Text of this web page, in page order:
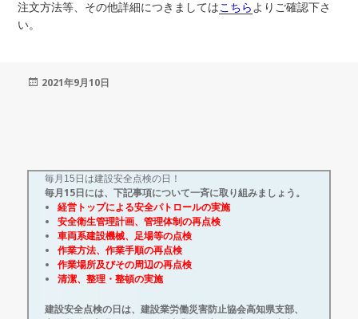
注文方法等、その他詳細につきましてはこちらよりご確認下さ
い。
投
2021年9月10日
毎月15日は建設安全点検の日！
毎月15日には、下記事項について一斉に取り組みましょう。
経営トップによる安全パトロールの実施
安全衛生管理計画、管理体制の再点検
車両系建設機械、足場等の点検
作業方法、作業手順の再点検
作業場所及びその周辺の再点検
清潔、整理・整頓の実施
建設安全点検の日は、建設業労働災害防止協会高知県支部、